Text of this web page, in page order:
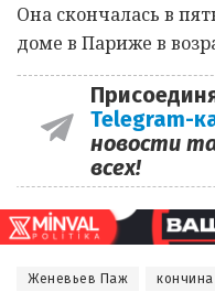
Она скончалась в
доме в Париже в
Telegram-
новости
всех!
Женевьев Паж кончина